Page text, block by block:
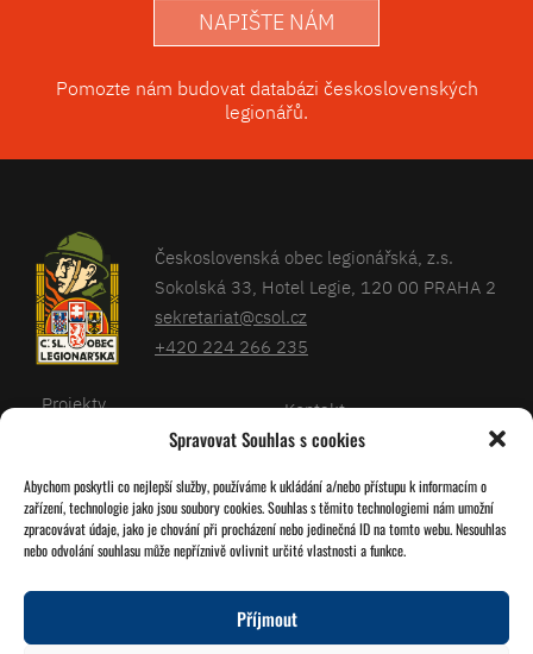
Spravovat Souhlas s cookies
Abychom poskytli co nejlepší služby, používáme k ukládání a/nebo přístupu k informacím o
zařízení, technologie jako jsou soubory cookies. Souhlas s těmito technologiemi nám umožní
zpracovávat údaje, jako je chování při procházení nebo jedinečná ID na tomto webu. Nesouhlas
nebo odvolání souhlasu může nepříznivě ovlivnit určité vlastnosti a funkce.
Příjmout
NAPIŠTE NÁM
Pomozte nám budovat databázi československých
legionářů.
Československá obec legionářská, z.s.
Sokolská 33, Hotel Legie, 120 00 PRAHA 2
sekretariat@csol.cz
+420 224 266 235
Sledujte nás!
Projekty
Kalendář
O nás
Kontakt
Databáze legionářů
Pro členy
Zásady cookies